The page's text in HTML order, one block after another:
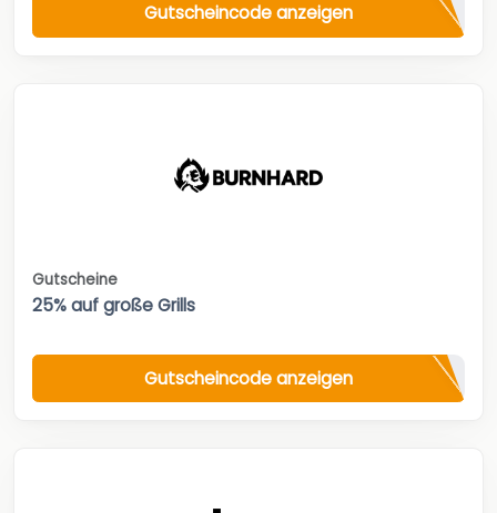
Gutscheincode anzeigen
Gutscheine
25% auf große Grills
Gutscheincode anzeigen